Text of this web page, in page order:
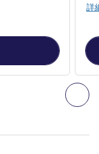
次
ROOM, 1 Double
詳